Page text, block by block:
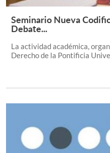
Seminario Nueva
Debate...
La actividad académica,
Derecho de la Pontificia